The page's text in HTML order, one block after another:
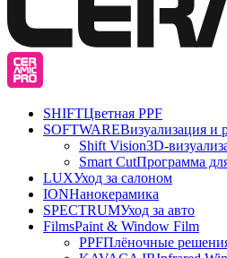
SHIFTЦветная PPF
SOFTWAREВизуализация и
Shift Vision3D-
Smart CutПрограмма
LUXУход за салоном
IONНанокерамика
SPECTRUMУход за авто
FilmsPaint & Window Film
PPFПлёночные